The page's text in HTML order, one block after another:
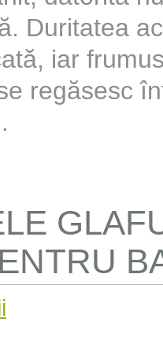
Duritatea
iar
regăsesc